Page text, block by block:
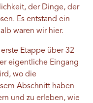
der Dinge, der
Es entstand ein
waren wir hier.
Etappe über 32
eigentliche Eingang
wo die
Abschnitt haben
und zu erleben, wie